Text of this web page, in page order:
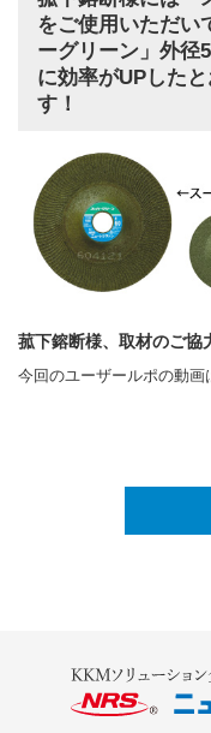
をご使用いただい
ーグリーン」外径
に効率がUPした
す！
菰下鎔断様、取材のご協
今回のユーザールポの動画